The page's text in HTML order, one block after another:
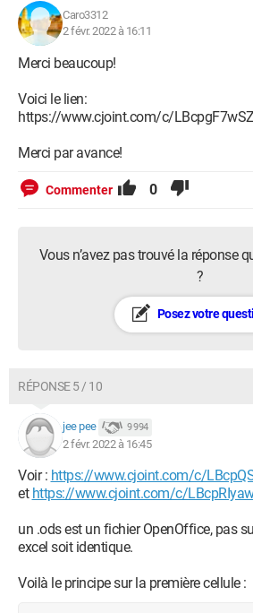
Caro3312
2 févr. 2022 à 16:11
Merci beaucoup!
Voici le lien:
https://www.cjoint.com/c/
Merci par avance!
Commenter 0
Vous n’avez pas trouvé la réponse
?
Posez votre
RÉPONSE 5 / 10
jee pee 9 994
2 févr. 2022 à 16:45
Voir : https://www.cjoint.com/c/
et https://www.cjoint.com/c/
un .ods est un fichier OpenOffice, pas
excel soit identique.
Voilà le principe sur la première cellule :